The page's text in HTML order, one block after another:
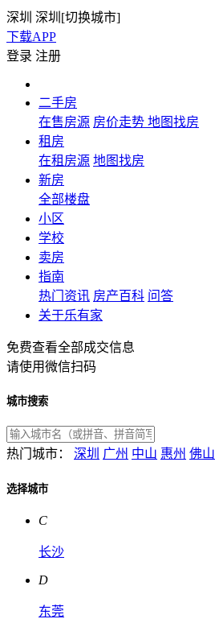
深圳 深圳[切换城市]
下载APP
登录 注册
二手房
在售房源 房价走势 地图找房
租房
在租房源 地图找房
新房
全部楼盘
小区
学校
卖房
指南
热门资讯 房产百科 问答
关于乐有家
免费查看全部成交信息
请使用微信扫码
城市搜索
热门城市： 深圳 广州 中山 惠州 佛山
选择城市
C
长沙
D
东莞